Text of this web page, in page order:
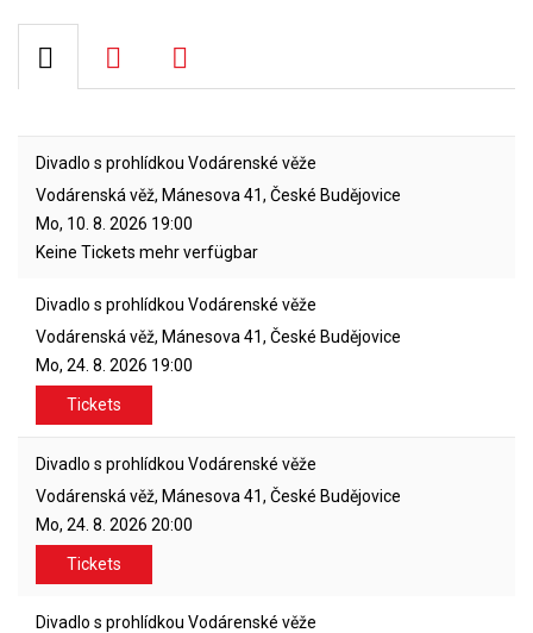
Divadlo s prohlídkou Vodárenské věže
Vodárenská věž, Mánesova 41, České Budějovice
Mo, 10. 8. 2026 19:00
Keine Tickets mehr verfügbar
Divadlo s prohlídkou Vodárenské věže
Vodárenská věž, Mánesova 41, České Budějovice
Mo, 24. 8. 2026 19:00
Tickets
Divadlo s prohlídkou Vodárenské věže
Vodárenská věž, Mánesova 41, České Budějovice
Mo, 24. 8. 2026 20:00
Tickets
Divadlo s prohlídkou Vodárenské věže